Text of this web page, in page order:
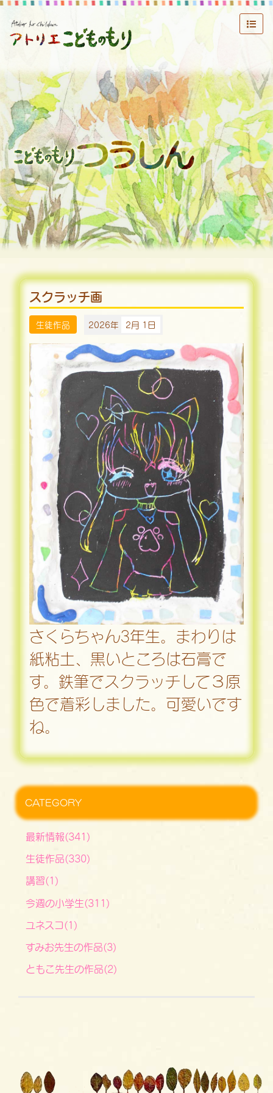
スクラッチ画
生徒作品 2026年 2月 1日
さくらちゃん3年生。まわりは
紙粘土、黒いところは石膏で
す。鉄筆でスクラッチして３原
色で着彩しました。可愛いです
ね。
CATEGORY
最新情報(341)
生徒作品(330)
講習(1)
今週の小学生(311)
ユネスコ(1)
すみお先生の作品(3)
ともこ先生の作品(2)